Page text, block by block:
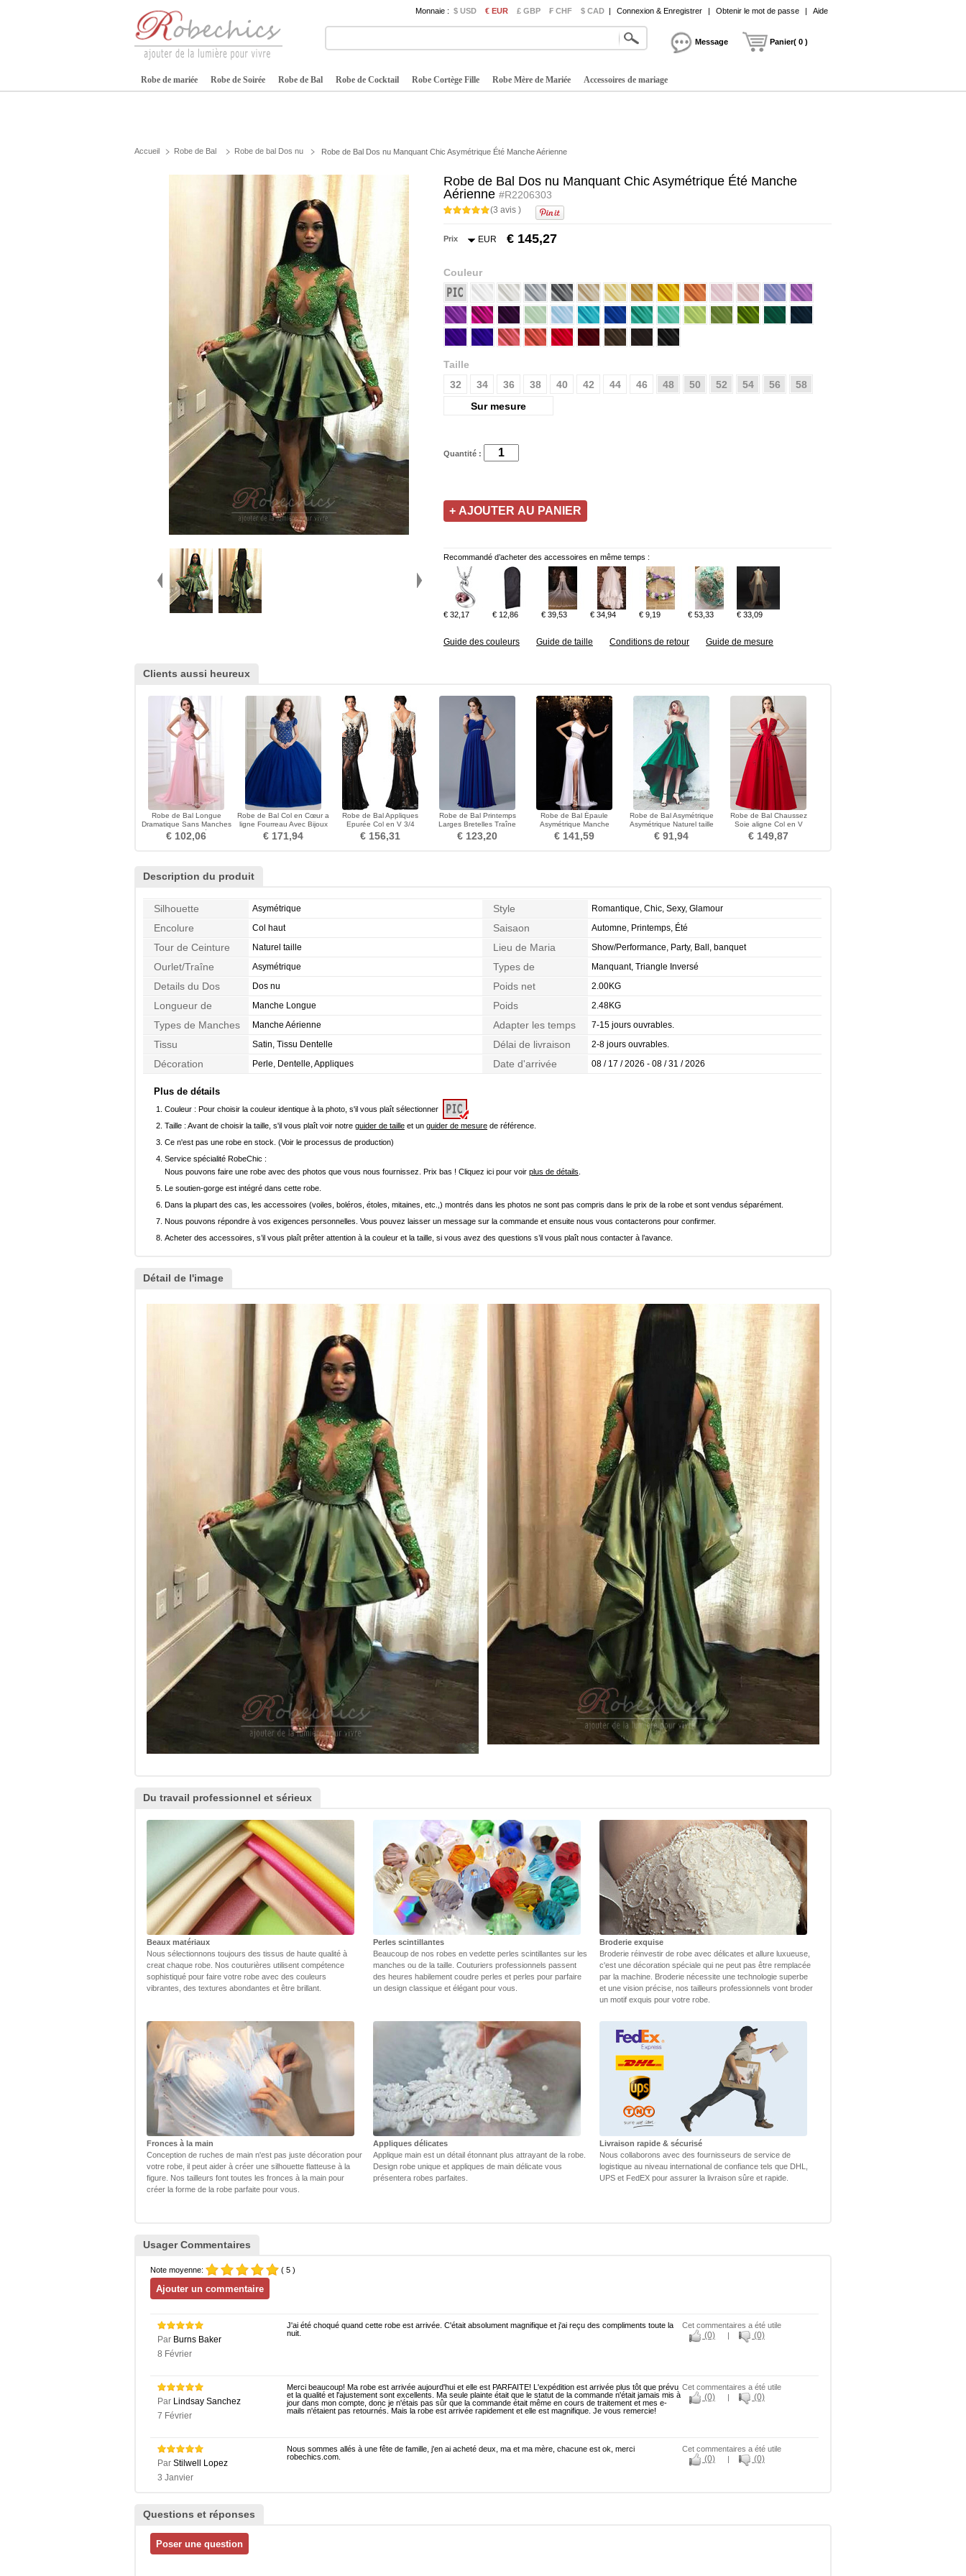
Monnaie : $ USD € EUR £ GBP ₣ CHF $ CAD | Connexion & Enregistrer | Obtenir le mot de passe | Aide
Message Panier( 0 )
Robe de mariée Robe de Soirée Robe de Bal Robe de Cocktail Robe Cortège Fille Robe Mère de Mariée Accessoires de mariage
Accueil Robe de Bal Robe de bal Dos nu Robe de Bal Dos nu Manquant Chic Asymétrique Été Manche Aérienne
Robe de Bal Dos nu Manquant Chic Asymétrique Été Manche
Aérienne #R2206303
(3 avis )
Prix EUR € 145,27
Couleur
Taille
32
34 36 38 40 42 44 46 48 50 52 54 56
58
Sur mesure
Quantité :
Recommandé d’acheter des accessoires en même temps :
€ 32,17 € 12,86 € 39,53 € 34,94 € 9,19 € 53,33 € 33,09
Guide des couleurs Guide de taille Conditions de retour Guide de mesure
Clients aussi heureux
Robe de Bal Longue
Dramatique Sans Manches
Corsage Pailleté Zip
€ 102,06
Robe de Bal Col en Cœur a
ligne Fourreau Avec Bijoux
Avec la veste
€ 171,94
Robe de Bal Appliques
Epurée Col en V 3/4
Manche Tulle Naturel taille
€ 156,31
Robe de Bal Printemps
Larges Bretelles Traîne
Courte Sans Manches
€ 123,20
Robe de Bal Épaule
Asymétrique Manche
Longue Chiffon Manche
Asymétrique
€ 141,59
Robe de Bal Asymétrique
Asymétrique Naturel taille
Col en Cœur
€ 91,94
Robe de Bal Chaussez
Soie aligne Col en V
Longueur au sol Printemps
€ 149,87
Description du produit
Silhouette Asymétrique Style Romantique, Chic, Sexy, Glamour
Encolure Col haut Saisaon Automne, Printemps, Été
Tour de Ceinture Naturel taille Lieu de Maria Show/Performance, Party, Ball, banquet
Ourlet/Traîne Asymétrique
Types de
Morphologie
Manquant, Triangle Inversé
Details du Dos Dos nu Poids net 2.00KG
Longueur de
Manches
Manche Longue Poids 2.48KG
Types de Manches Manche Aérienne Adapter les temps 7-15 jours ouvrables.
Tissu Satin, Tissu Dentelle Délai de livraison 2-8 jours ouvrables.
Décoration Perle, Dentelle, Appliques Date d'arrivée 08 / 17 / 2026 - 08 / 31 / 2026
Plus de détails
Couleur : Pour choisir la couleur identique à la photo, s'il vous plaît sélectionner
Taille : Avant de choisir la taille, s'il vous plaît voir notre guider de taille et un guider de mesure de référence.
Ce n'est pas une robe en stock. (Voir le processus de production)
Service spécialité RobeChic :
Nous pouvons faire une robe avec des photos que vous nous fournissez. Prix bas ! Cliquez ici pour voir plus de détails
Le soutien-gorge est intégré dans cette robe.
Dans la plupart des cas, les accessoires (voiles, boléros, étoles, mitaines, etc.,) montrés dans les photos ne sont pas compris dans le prix de la robe et sont vendus séparément.
Nous pouvons répondre à vos exigences personnelles. Vous pouvez laisser un message sur la commande et ensuite nous vous contacterons pour confirmer.
Acheter des accessoires, s’il vous plaît prêter attention à la couleur et la taille, si vous avez des questions s’il vous plaît nous contacter à l’avance.
Détail de l'image
Du travail professionnel et sérieux
Beaux matériaux
Nous sélectionnons toujours des tissus de haute qualité à
creat chaque robe. Nos couturières utilisent compétence
sophistiqué pour faire votre robe avec des couleurs
vibrantes, des textures abondantes et être brillant.
Perles scintillantes
Beaucoup de nos robes en vedette perles scintillantes sur les
manches ou de la taille. Couturiers professionnels passent
des heures habilement coudre perles et perles pour parfaire
un design classique et élégant pour vous.
Broderie exquise
Broderie réinvestir de robe avec délicates et allure luxueuse,
c'est une décoration spéciale qui ne peut pas être remplacée
par la machine. Broderie nécessite une technologie superbe
et une vision précise, nos tailleurs professionnels vont broder
un motif exquis pour votre robe.
Fronces à la main
Conception de ruches de main n'est pas juste décoration pour
votre robe, il peut aider à créer une silhouette flatteuse à la
figure. Nos tailleurs font toutes les fronces à la main pour
créer la forme de la robe parfaite pour vous.
Appliques délicates
Applique main est un détail étonnant plus attrayant de la robe.
Design robe unique et appliques de main délicate vous
présentera robes parfaites.
Livraison rapide & sécurisé
Nous collaborons avec des fournisseurs de service de
logistique au niveau international de confiance tels que DHL,
UPS et FedEX pour assurer la livraison sûre et rapide.
Usager Commentaires
Note moyenne: ( 5 )
Par Burns Baker
8 Février
J'ai été choqué quand cette robe est arrivée. C'était absolument magnifique et j'ai reçu des compliments toute la
nuit.
Cet commentaires a été utile
(0) (0)
Par Lindsay Sanchez
7 Février
Merci beaucoup! Ma robe est arrivée aujourd'hui et elle est PARFAITE! L'expédition est arrivée plus tôt que prévu
et la qualité et l'ajustement sont excellents. Ma seule plainte était que le statut de la commande n'était jamais mis à
jour dans mon compte, donc je n'étais pas sûr que la commande était même en cours de traitement et mes e-
mails n'étaient pas retournés. Mais la robe est arrivée rapidement et elle est magnifique. Je vous remercie!
Cet commentaires a été utile
(0) (0)
Par Stilwell Lopez
3 Janvier
Nous sommes allés à une fête de famille, j'en ai acheté deux, ma et ma mère, chacune est ok, merci
robechics.com.
Cet commentaires a été utile
(0) (0)
Questions et réponses